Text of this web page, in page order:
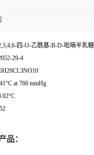
四-O-乙酰基-Β-D-吡喃半乳
29-4
at 760 mmHg
品：